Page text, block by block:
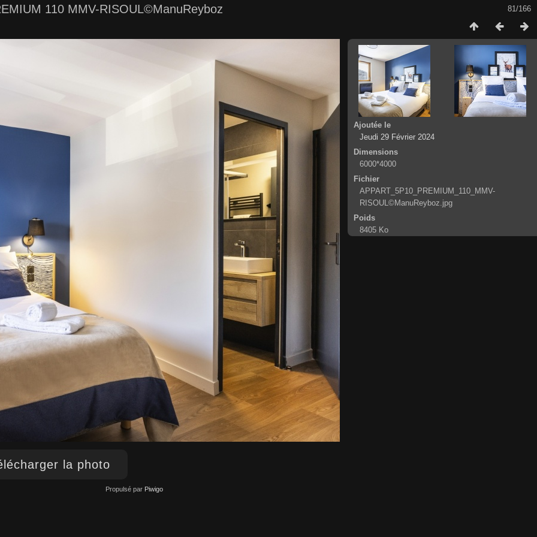
81/166
110 MMV-RISOUL©ManuReyboz
la photo
Ajoutée le
Jeudi 29 Février 2024
Dimensions
6000*4000
Fichier
APPART_5P10_PREMIUM_110_MMV-
RISOUL©ManuReyboz.jpg
Poids
8405 Ko
Propulsé par Piwigo